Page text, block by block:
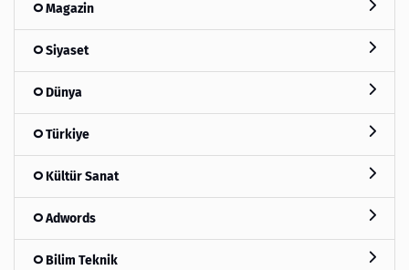
Magazin
Siyaset
Dünya
Türkiye
Kültür Sanat
Adwords
Bilim Teknik